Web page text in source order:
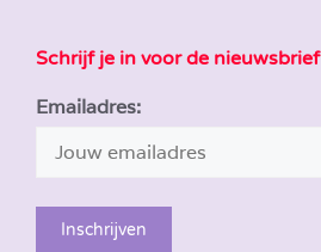
Schrijf je in voor de nieuwsbrief
Emailadres: